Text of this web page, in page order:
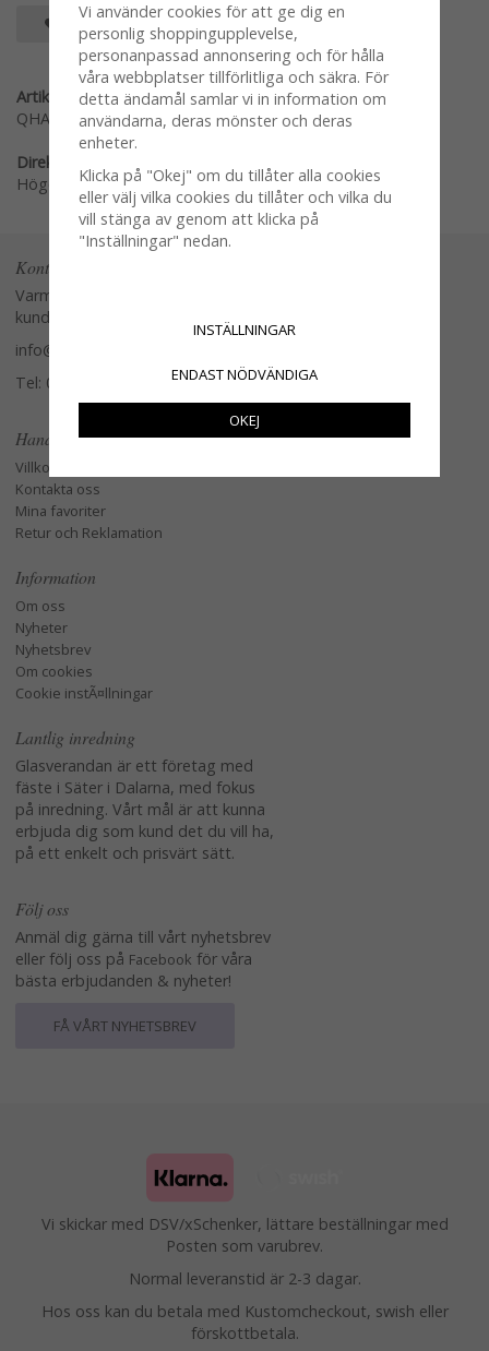
SPARA SOM FAVORIT
Artikelnummer:
QHAI19072
Direktlänk:
Högerklicka och kopiera adressen
Kontakta oss
Varmt välkommen att kontakta vår
kundtjänst.
info@glasverandan.se
Tel: 079-3495968
Handla
Villkor
Kontakta oss
Mina favoriter
Retur och Reklamation
Information
Om oss
Nyheter
Nyhetsbrev
Om cookies
Cookie instÃ¤llningar
Lantlig inredning
Glasverandan är ett företag med
fäste i Säter i Dalarna, med fokus
på inredning. Vårt mål är att kunna
erbjuda dig som kund det du vill ha,
på ett enkelt och prisvärt sätt.
Följ oss
Anmäl dig gärna till vårt nyhetsbrev
eller följ oss på Facebook för våra
bästa erbjudanden & nyheter!
FÅ VÅRT NYHETSBREV
Vi skickar med DSV/xSchenker, lättare beställningar med
Posten som varubrev.
Normal leveranstid är 2-3 dagar.
Hos oss kan du betala med Kustomcheckout, swish eller
förskottbetala.
Vi använder cookies för att ge dig en
personlig shoppingupplevelse,
personanpassad annonsering och för hålla
våra webbplatser tillförlitliga och säkra. För
detta ändamål samlar vi in information om
användarna, deras mönster och deras
enheter.
Klicka på "Okej" om du tillåter alla cookies
eller välj vilka cookies du tillåter och vilka du
vill stänga av genom att klicka på
"Inställningar" nedan.
INSTÄLLNINGAR
ENDAST NÖDVÄNDIGA
OKEJ